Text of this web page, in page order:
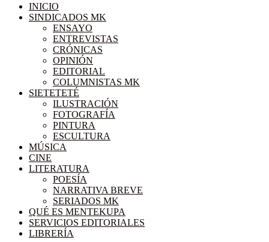
INICIO
SINDICADOS MK
ENSAYO
ENTREVISTAS
CRÓNICAS
OPINIÓN
EDITORIAL
COLUMNISTAS MK
SIETETETÉ
ILUSTRACIÓN
FOTOGRAFÍA
PINTURA
ESCULTURA
MÚSICA
CINE
LITERATURA
POESÍA
NARRATIVA BREVE
SERIADOS MK
QUÉ ES MENTEKUPA
SERVICIOS EDITORIALES
LIBRERÍA